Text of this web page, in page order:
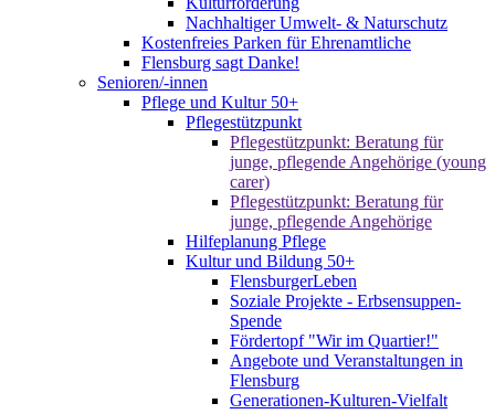
Nachhaltiger Umwelt- & Naturschutz
Kostenfreies Parken für Ehrenamtliche
Flensburg sagt Danke!
Senioren/-innen
Pflege und Kultur 50+
Pflegestützpunkt
Pflegestützpunkt: Beratung für
junge, pflegende Angehörige (young
carer)
Pflegestützpunkt: Beratung für
junge, pflegende Angehörige
Hilfeplanung Pflege
Kultur und Bildung 50+
FlensburgerLeben
Soziale Projekte - Erbsensuppen-
Spende
Fördertopf "Wir im Quartier!"
Angebote und Veranstaltungen in
Flensburg
Generationen-Kulturen-Vielfalt